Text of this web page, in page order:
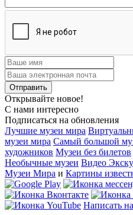
Открывайте новое!
С нами интересно
Подписаться на обновления
Лучшие музеи мира
музеи мира Самый большой
художников Музеи без билетов
Необычные музеи Видео
Музеи Мира и Картины
Написать